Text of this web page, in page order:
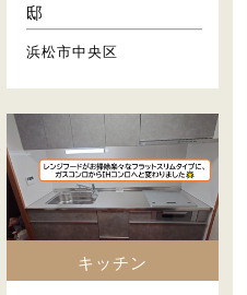
邸
浜松市中央区
キッチン